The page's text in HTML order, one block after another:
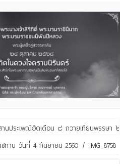
ประเพณีฮีตเดือน ๘ ถวายเทียนพรรษา ๒
ทาน วันที่ 4 กันยายน 2560 / IMG_8758